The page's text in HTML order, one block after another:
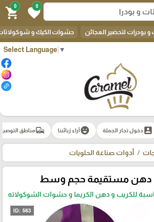
Select Language ▼
0
favorite
0
shopping_cart
بودرات لتحضير العجائن حشوات الكيك و
account_box دخول تجار الجملة emoji_emotionsآراء زبائننا commuteمناطق
أدوات صناعة الحلويات
مستقيمة حجم وسط
للكريب و دهن الكريما و حشوات الشوكولاته